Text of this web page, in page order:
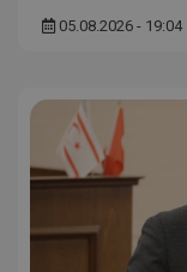
05.08.2026 - 19:04